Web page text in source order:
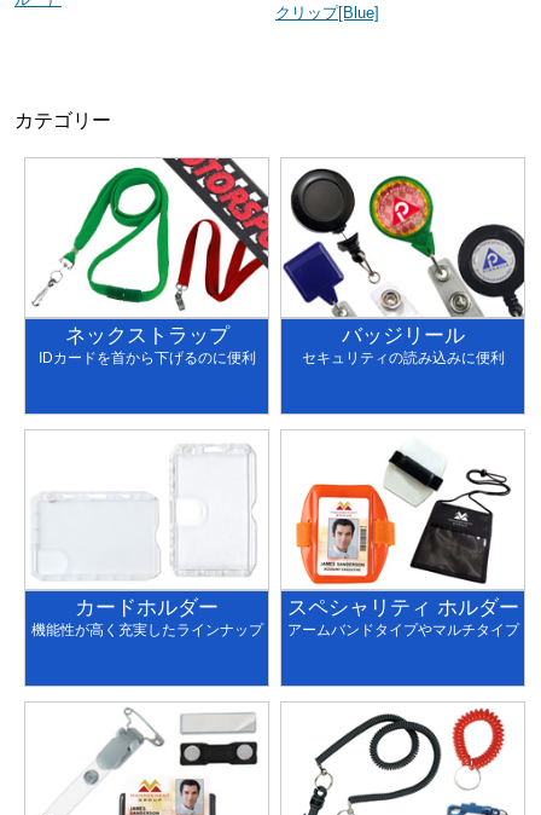
クリップ[Blue]
カテゴリー
ネックストラップ
IDカードを首から下げるのに便利
バッジリール
セキュリティの読み込みに便利
カードホルダー
機能性が高く充実したラインナップ
スペシャリティ ホルダー
アームバンドタイプやマルチタイプ